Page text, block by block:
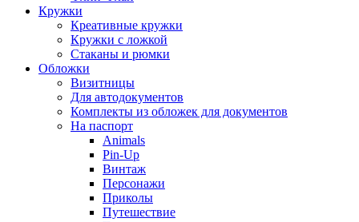
Кружки
Креативные кружки
Кружки с ложкой
Стаканы и рюмки
Обложки
Визитницы
Для автодокументов
Комплекты из обложек для документов
На паспорт
Animals
Pin-Up
Винтаж
Персонажи
Приколы
Путешествие